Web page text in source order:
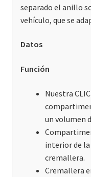
separado el anillo
vehículo, que se
Datos
Función
Nuestra
un volumen
interior de la
cremallera.
Cremallera